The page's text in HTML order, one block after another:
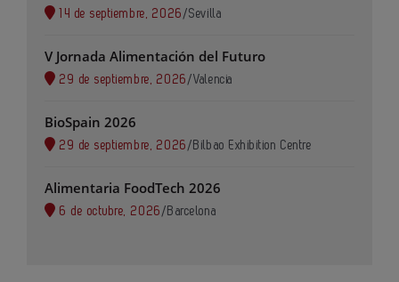
14 de septiembre, 2026 /Sevilla
V Jornada Alimentación del Futuro
29 de septiembre, 2026 /Valencia
BioSpain 2026
29 de septiembre, 2026 / Bilbao Exhibition Centre
Alimentaria FoodTech 2026
6 de octubre, 2026 / Barcelona